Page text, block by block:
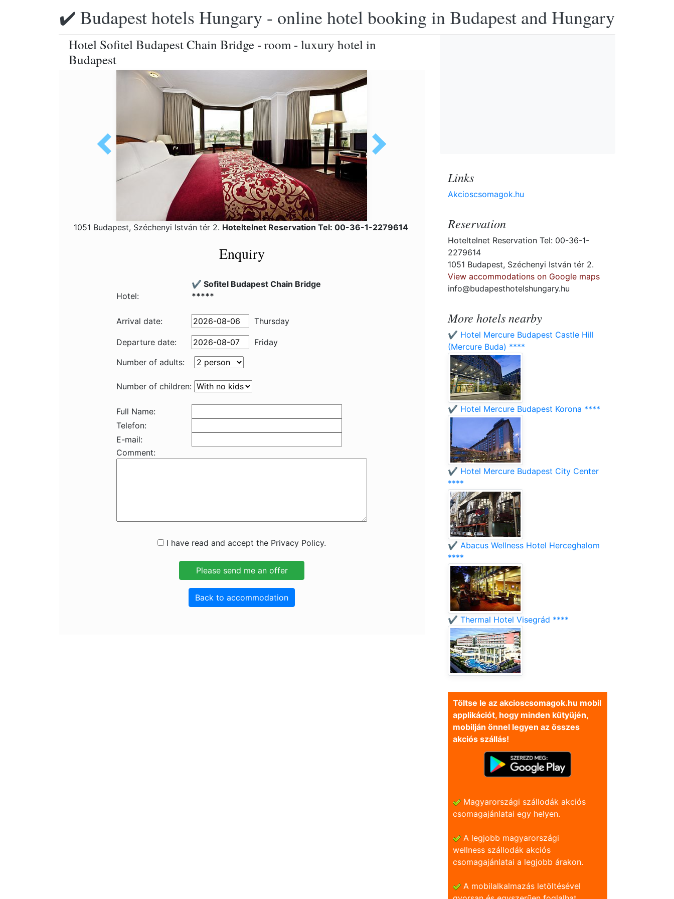
✔️ Budapest hotels Hungary - online hotel booking in Budapest and Hungary
Hotel Sofitel Budapest Chain Bridge - room - luxury hotel in
Budapest
1051 Budapest, Széchenyi István tér 2. Hoteltelnet Reservation Tel: 00-36-1-2279614
Enquiry
Hotel:
✔️ Sofitel Budapest Chain Bridge
*****
Arrival date: Thursday
Departure date:
Friday
Number of adults:
Number of children:
Full Name:
Telefon:
E-mail:
Comment:
I have read and accept the Privacy Policy.
Back to accommodation
Links
Akcioscsomagok.hu
Reservation
Hoteltelnet Reservation Tel: 00-36-1-
2279614
1051 Budapest, Széchenyi István tér 2.
View accommodations on Google maps
info@budapesthotelshungary.hu
More hotels nearby
✔️ Hotel Mercure Budapest Castle Hill
(Mercure Buda) ****
✔️ Hotel Mercure Budapest Korona ****
✔️ Hotel Mercure Budapest City Center
****
✔️ Abacus Wellness Hotel Herceghalom
****
✔️ Thermal Hotel Visegrád ****
Töltse le az akcioscsomagok.hu mobil
applikációt, hogy minden kütyüjén,
mobilján önnel legyen az összes
akciós szállás!
Magyarországi szállodák akciós
csomagajánlatai egy helyen.
A legjobb magyarországi
wellness szállodák akciós
csomagajánlatai a legjobb árakon.
A mobilalkalmazás letöltésével